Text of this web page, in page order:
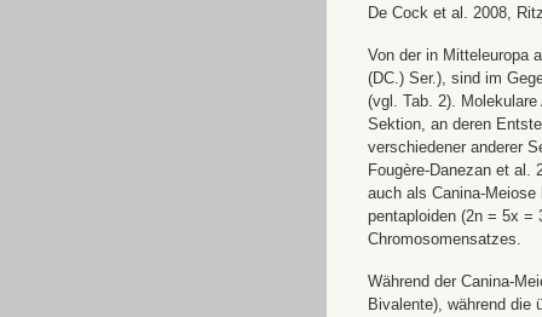
De Cock et al. 2008,
Von der in Mitteleuropa
(DC.) Ser.), sind im
(vgl. Tab. 2).
Sektion, an deren
verschiedener anderer
Fougère-Danezan et
auch als Canina-
pentaploiden (2n = 5x =
Chromosomensatzes.
Während der Canina-
Bivalente), während die